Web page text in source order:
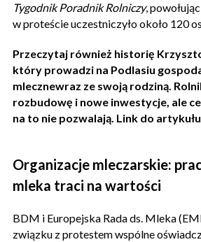
Tygodnik Poradnik Rolniczy,
w proteście uczestniczyło około 120
Przeczytaj również historię
który prowadzi na Podlasiu
mlecznewraz ze swoją rodziną.
rozbudowę i nowe inwestycje, ale
na to nie pozwalają. Link do
Organizacje mleczarskie:
mleka traci na wartości
BDM i Europejska Rada ds. Mleka
związku z protestem wspólne